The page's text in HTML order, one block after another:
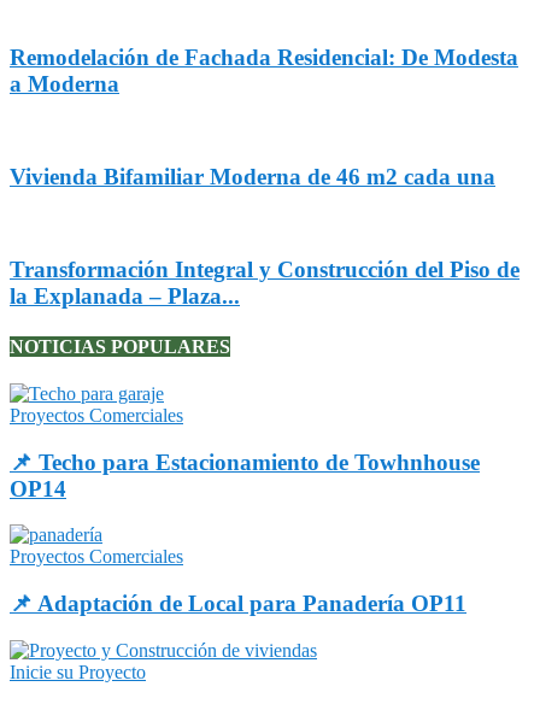
Remodelación de Fachada Residencial: De Modesta
a Moderna
Vivienda Bifamiliar Moderna de 46 m2 cada una
Transformación Integral y Construcción del Piso de
la Explanada – Plaza...
NOTICIAS POPULARES
Proyectos Comerciales
📌 Techo para Estacionamiento de Towhnhouse
OP14
Proyectos Comerciales
📌 Adaptación de Local para Panadería OP11
Inicie su Proyecto